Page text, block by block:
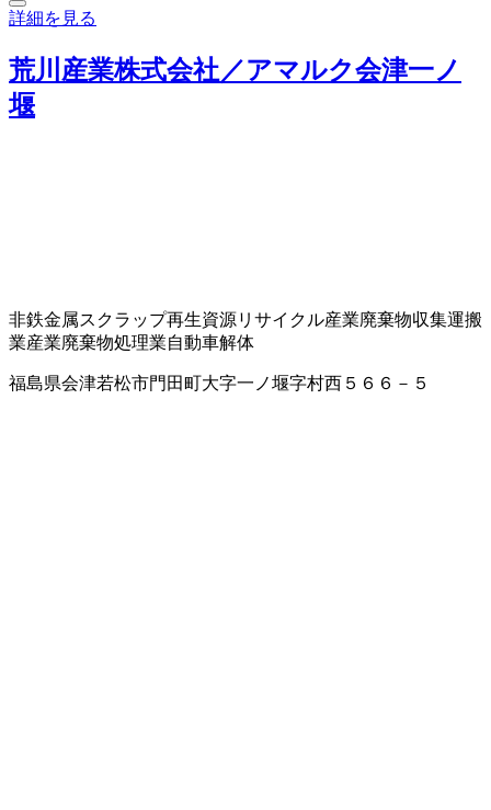
詳細を見る
荒川産業株式会社／アマルク会津一ノ
堰
非鉄金属スクラップ再生資源リサイクル産業廃棄物収集運搬
業産業廃棄物処理業自動車解体
福島県会津若松市門田町大字一ノ堰字村西５６６－５